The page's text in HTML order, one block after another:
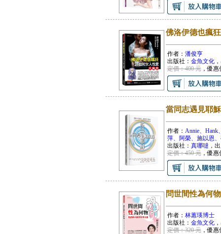
佛洛伊德也瘋
作者： 潘俊亨
出版社： 金魚文化
定價：400 元，優惠
當同志遇見耶穌
作者： Annie、Hank
萍、阿榮、施以恩
出版社： 真哪噠 ，
定價：450 元，優惠
問世間性為何
作者： 林蕙瑛博士
出版社： 金魚文化
定價：320 元，優惠